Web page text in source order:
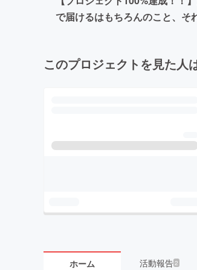
で届けるはもちろんのこと、そ
このプロジェクトを見た人
ホーム 活動報告2